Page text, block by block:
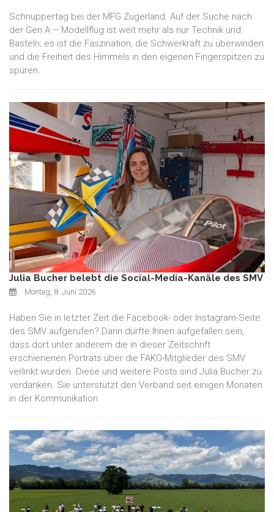
Schnuppertag bei der MFG Zugerland. Auf der Suche nach
der Gen A – Modellflug ist weit mehr als nur Technik und
Basteln; es ist die Faszination, die Schwerkraft zu überwinden
und die Freiheit des Himmels in den eigenen Fingerspitzen zu
spüren.
Julia Bucher belebt die Social-Media-Kanäle des SMV
Montag, 8. Juni 2026
Haben Sie in letzter Zeit die Facebook- oder Instagram-Seite
des SMV aufgerufen? Dann dürfte Ihnen aufgefallen sein,
dass dort unter anderem die in dieser Zeitschrift
erschienenen Porträts über die FAKO-Mitglieder des SMV
verlinkt wurden. Diese und weitere Posts sind Julia Bucher zu
verdanken. Sie unterstützt den Verband seit einigen Monaten
in der Kommunikation